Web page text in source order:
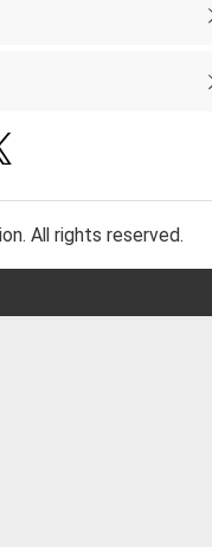
All rights reserved.